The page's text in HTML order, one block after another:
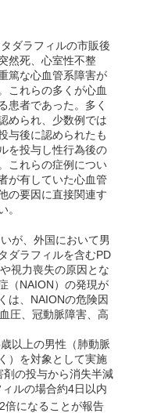
ダラフィルの市販後
然死、心室性不整
篤な心血管系障害が
これらの多くが心血
患者であった。多く
められ、少数例では
与後に認められたも
を投与し性行為後の
これらの症例につい
が有していた心血管
の要因に直接関連す
。
が、外国において男
ダラフィルを含むPD
視力喪失の原因とな
（NAION）の発現が
は、NAIONの危険因
圧、冠動脈障害、高
以上の男性（肺動脈
）を対象として実施
の投与から消失半減
ルの場合約4日以内
倍になることが報告